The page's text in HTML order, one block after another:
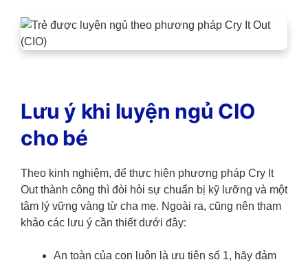
Lưu ý khi luyện ngủ CIO
cho bé
Theo kinh nghiệm, để thực hiện phương pháp Cry It
Out thành công thì đòi hỏi sự chuẩn bị kỹ lưỡng và một
tâm lý vững vàng từ cha mẹ. Ngoài ra, cũng nên tham
khảo các lưu ý cần thiết dưới đây:
An toàn của con luôn là ưu tiên số 1, hãy đảm